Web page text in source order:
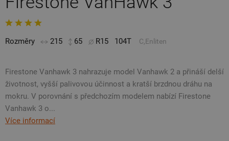
Rozměry 215 65 R15 104T C,Enliten
Firestone Vanhawk 3 nahrazuje model Vanhawk 2 a přináší delší
životnost, vyšší palivovou účinnost a kratší brzdnou dráhu na
mokru. V porovnání s předchozím modelem nabízí Firestone
Vanhawk 3 o...
Více informací